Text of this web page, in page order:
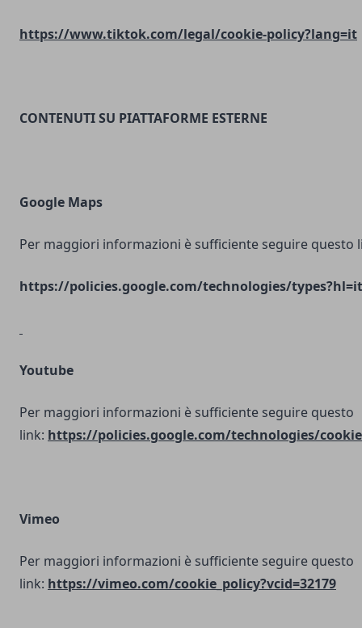
https://www.tiktok.com/legal/cookie-policy?lang=it
CONTENUTI SU PIATTAFORME ESTERNE
Google Maps
Per maggiori informazioni è sufficiente seguire questo
https://policies.google.com/technologies/types?hl=it
Youtube
Per maggiori informazioni è sufficiente seguire questo
link: https://policies.google.com/technologies/
Vimeo
Per maggiori informazioni è sufficiente seguire questo
link: https://vimeo.com/cookie_policy?vcid=32179